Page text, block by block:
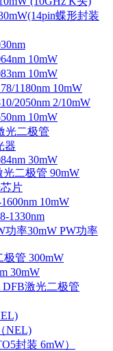
蝶形封装
10mW
10mW
1180nm 10mW
2050nm 2/10mW
10mW
光二极管
器
30mW
光二极管 90mW
片
10mW
1330nm
功率30mW PW功率
极管 300mW
30mW
DFB激光二极管
NEL)
封装 6mW）